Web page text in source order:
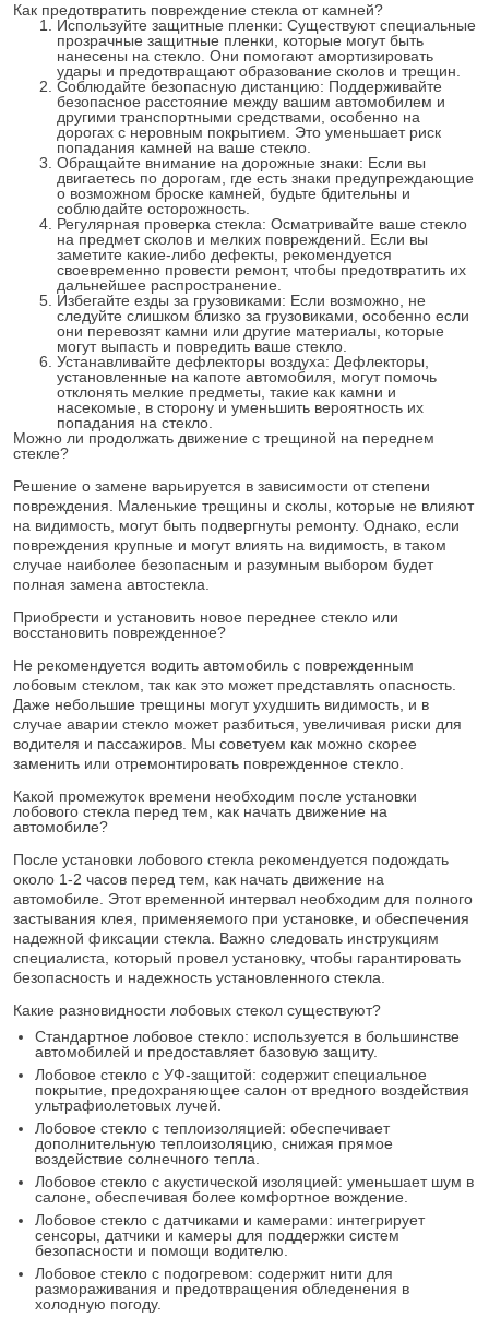
Как предотвратить повреждение стекла от камней?
Используйте защитные пленки: Существуют специальные
прозрачные защитные пленки, которые могут быть
нанесены на стекло. Они помогают амортизировать
удары и предотвращают образование сколов и трещин.
Соблюдайте безопасную дистанцию: Поддерживайте
безопасное расстояние между вашим автомобилем и
другими транспортными средствами, особенно на
дорогах с неровным покрытием. Это уменьшает риск
попадания камней на ваше стекло.
Обращайте внимание на дорожные знаки: Если вы
двигаетесь по дорогам, где есть знаки предупреждающие
о возможном броске камней, будьте бдительны и
соблюдайте осторожность.
Регулярная проверка стекла: Осматривайте ваше стекло
на предмет сколов и мелких повреждений. Если вы
заметите какие-либо дефекты, рекомендуется
своевременно провести ремонт, чтобы предотвратить их
дальнейшее распространение.
Избегайте езды за грузовиками: Если возможно, не
следуйте слишком близко за грузовиками, особенно если
они перевозят камни или другие материалы, которые
могут выпасть и повредить ваше стекло.
Устанавливайте дефлекторы воздуха: Дефлекторы,
установленные на капоте автомобиля, могут помочь
отклонять мелкие предметы, такие как камни и
насекомые, в сторону и уменьшить вероятность их
попадания на стекло.
Можно ли продолжать движение с трещиной на переднем
стекле?
Решение о замене варьируется в зависимости от степени
повреждения. Маленькие трещины и сколы, которые не влияют
на видимость, могут быть подвергнуты ремонту. Однако, если
повреждения крупные и могут влиять на видимость, в таком
случае наиболее безопасным и разумным выбором будет
полная замена автостекла.
Приобрести и установить новое переднее стекло или
восстановить поврежденное?
Не рекомендуется водить автомобиль с поврежденным
лобовым стеклом, так как это может представлять опасность.
Даже небольшие трещины могут ухудшить видимость, и в
случае аварии стекло может разбиться, увеличивая риски для
водителя и пассажиров. Мы советуем как можно скорее
заменить или отремонтировать поврежденное стекло.
Какой промежуток времени необходим после установки
лобового стекла перед тем, как начать движение на
автомобиле?
После установки лобового стекла рекомендуется подождать
около 1-2 часов перед тем, как начать движение на
автомобиле. Этот временной интервал необходим для полного
застывания клея, применяемого при установке, и обеспечения
надежной фиксации стекла. Важно следовать инструкциям
специалиста, который провел установку, чтобы гарантировать
безопасность и надежность установленного стекла.
Какие разновидности лобовых стекол существуют?
Стандартное лобовое стекло: используется в большинстве
автомобилей и предоставляет базовую защиту.
Лобовое стекло с УФ-защитой: содержит специальное
покрытие, предохраняющее салон от вредного воздействия
ультрафиолетовых лучей.
Лобовое стекло с теплоизоляцией: обеспечивает
дополнительную теплоизоляцию, снижая прямое
воздействие солнечного тепла.
Лобовое стекло с акустической изоляцией: уменьшает шум в
салоне, обеспечивая более комфортное вождение.
Лобовое стекло с датчиками и камерами: интегрирует
сенсоры, датчики и камеры для поддержки систем
безопасности и помощи водителю.
Лобовое стекло с подогревом: содержит нити для
размораживания и предотвращения обледенения в
холодную погоду.